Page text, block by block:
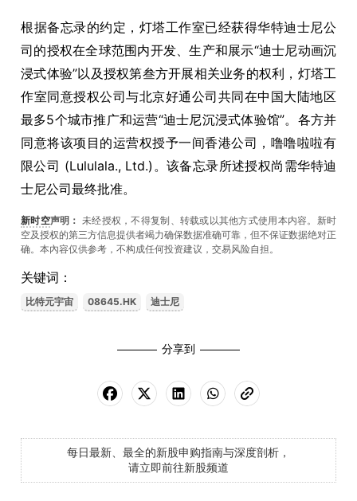
根据备忘录的约定，灯塔工作室已经获得华特迪士尼公
司的授权在全球范围内开发、生产和展示“迪士尼动画沉
浸式体验”以及授权第叁方开展相关业务的权利，灯塔工
作室同意授权公司与北京好通公司共同在中国大陆地区
最多5个城市推广和运营“迪士尼沉浸式体验馆”。各方并
同意将该项目的运营权授予一间香港公司，噜噜啦啦有
限公司 (Lululala., Ltd.)。该备忘录所述授权尚需华特迪
士尼公司最终批准。
新时空声明： 未经授权，不得复制、转载或以其他方式使用本内容。新时
空及授权的第三方信息提供者竭力确保数据准确可靠，但不保证数据绝对正
确。本內容仅供参考，不构成任何投资建议，交易风险自担。
关键词：
比特元宇宙 08645.HK 迪士尼
分享到
每日最新、最全的新股申购指南与深度剖析，
请立即前往新股频道